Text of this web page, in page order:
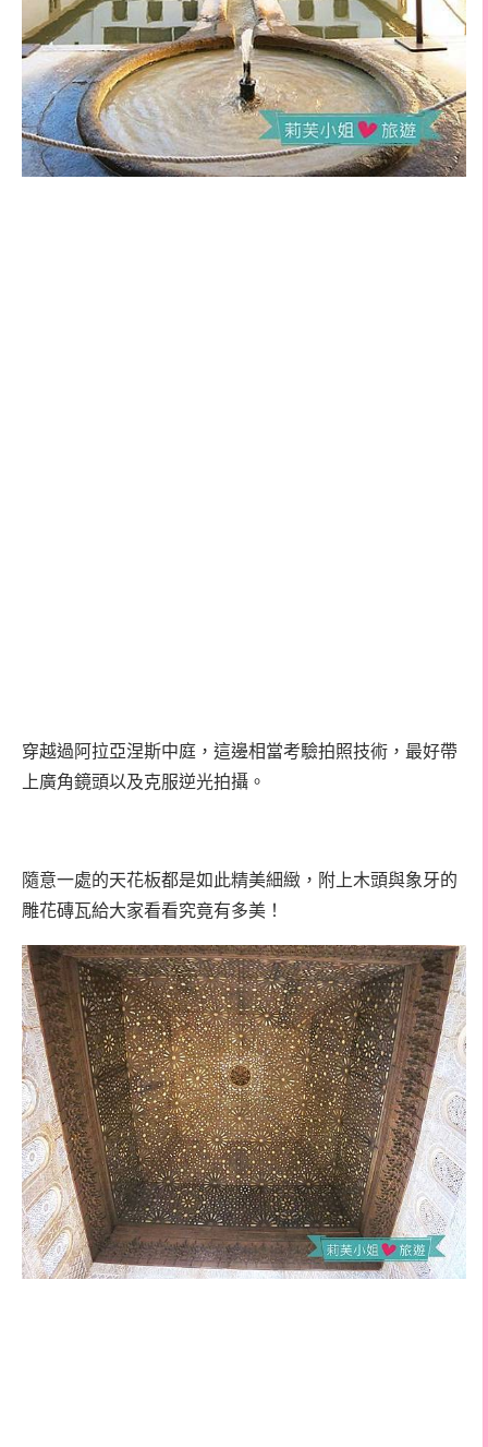
穿越過阿拉亞涅斯中庭，這邊相當考驗拍照技術，最好帶
上廣角鏡頭以及克服逆光拍攝。
隨意一處的天花板都是如此精美細緻，附上木頭與象牙的
雕花磚瓦給大家看看究竟有多美！